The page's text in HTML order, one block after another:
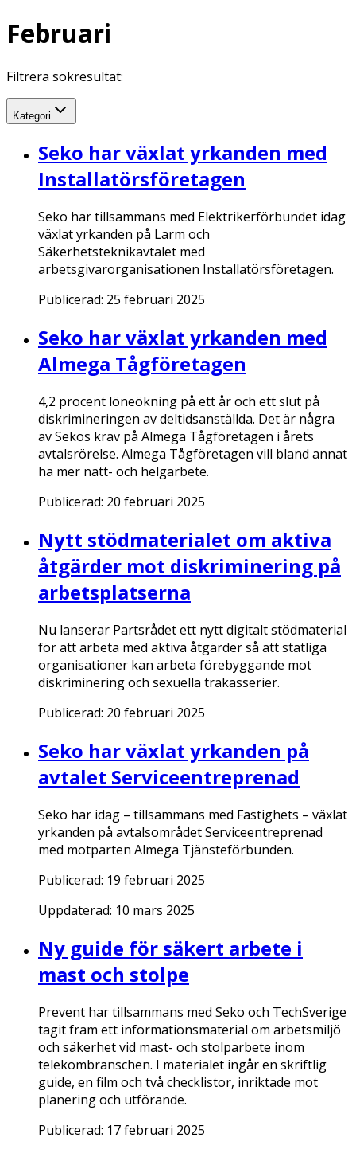
Februari
Filtrera sökresultat:
Kategori
Seko har växlat yrkanden med
Installatörsföretagen
Seko har tillsammans med Elektrikerförbundet idag
växlat yrkanden på Larm och
Säkerhetsteknikavtalet med
arbetsgivarorganisationen Installatörsföretagen.
Publicerad: 25 februari 2025
Seko har växlat yrkanden med
Almega Tågföretagen
4,2 procent löneökning på ett år och ett slut på
diskrimineringen av deltidsanställda. Det är några
av Sekos krav på Almega Tågföretagen i årets
avtalsrörelse. Almega Tågföretagen vill bland annat
ha mer natt- och helgarbete.
Publicerad: 20 februari 2025
Nytt stödmaterialet om aktiva
åtgärder mot diskriminering på
arbetsplatserna
Nu lanserar Partsrådet ett nytt digitalt stödmaterial
för att arbeta med aktiva åtgärder så att statliga
organisationer kan arbeta förebyggande mot
diskriminering och sexuella trakasserier.
Publicerad: 20 februari 2025
Seko har växlat yrkanden på
avtalet Serviceentreprenad
Seko har idag – tillsammans med Fastighets – växlat
yrkanden på avtalsområdet Serviceentreprenad
med motparten Almega Tjänsteförbunden.
Publicerad: 19 februari 2025
Uppdaterad: 10 mars 2025
Ny guide för säkert arbete i
mast och stolpe
Prevent har tillsammans med Seko och TechSverige
tagit fram ett informationsmaterial om arbetsmiljö
och säkerhet vid mast- och stolparbete inom
telekombranschen. I materialet ingår en skriftlig
guide, en film och två checklistor, inriktade mot
planering och utförande.
Publicerad: 17 februari 2025